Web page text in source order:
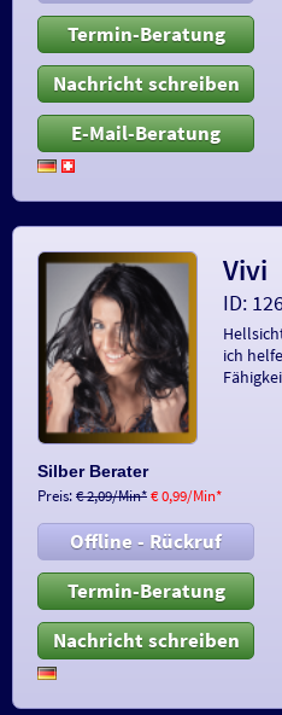
Termin-Beratung
Nachricht schreiben
E-Mail-Beratung
Vivi
ID:
ich
Silber Berater
Preis:€ 2,09/Min*€ 0,99/Min*
Offline - Rückruf
Termin-Beratung
Nachricht schreiben